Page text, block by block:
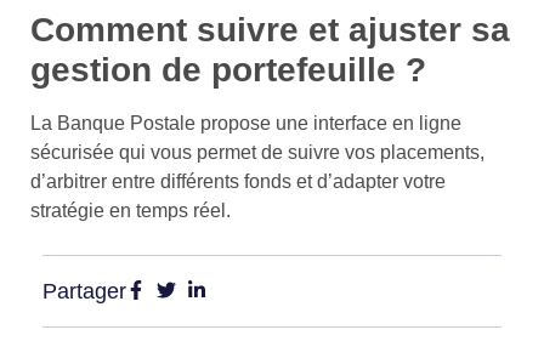
Comment suivre et ajuster sa
gestion de portefeuille ?
La Banque Postale propose une interface en ligne
sécurisée qui vous permet de suivre vos placements,
d’arbitrer entre différents fonds et d’adapter votre
stratégie en temps réel.
Partager